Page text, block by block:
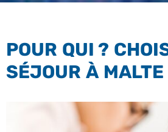
POUR QUI ?
SÉJOUR À MALTE